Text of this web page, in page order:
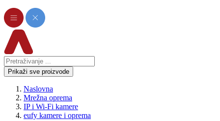
Prikaži sve proizvode
Naslovna
Mrežna oprema
IP i Wi-Fi kamere
eufy kamere i oprema